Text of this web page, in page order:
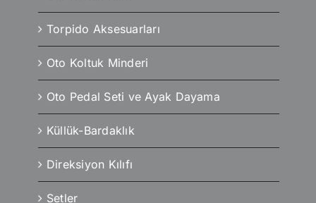
Torpido Aksesuarları
Oto Koltuk Minderi
Oto Pedal Seti ve Ayak Dayama
Küllük-Bardaklık
Direksiyon Kılıfı
Setler